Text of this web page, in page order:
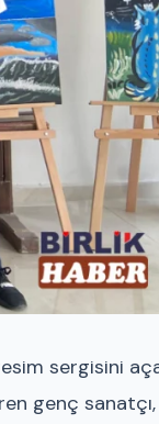
sergisini
genç sanatçı,